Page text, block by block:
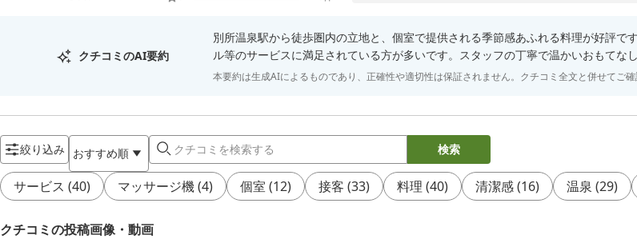
クチコミのAI要約
別所温泉駅から徒歩圏内の立地と、個室で提供される季節感あふれる料理が好評
ル等のサービスに満足されている方が多いです。スタッフの丁寧で温かいおもてな
本要約は生成AIによるものであり、正確性や適切性は保証されません。クチコミ全文と併せてご確
絞り込み おすすめ順 検索
サービス (40) マッサージ機(4) 個室 (12) 接客 (33) 料理 (40) 清潔感(16) 温泉 (29)
クチコミの投稿画像・動画